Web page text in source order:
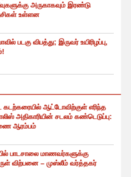
அருகாகவும் இரண்டு
உள்ளன
படகு விபத்து; இருவர் உயிரிழப்பு,
ஆட்டோவிற்குள் எரிந்த
அதிகாரியின் சடலம் கண்டெடுப்பு:
ஆரம்பம்
பாடசாலை மாணவர்களுக்கு
விற்பனை – முஸ்லீம் வர்த்தகர்